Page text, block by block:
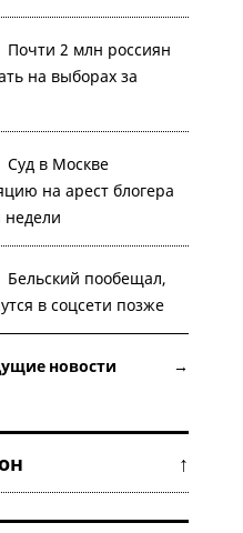
Почти 2 млн россиян
на выборах за
Суд в Москве
на арест блогера
недели
Бельский пообещал,
в соцсети позже
новости →
персон ↑